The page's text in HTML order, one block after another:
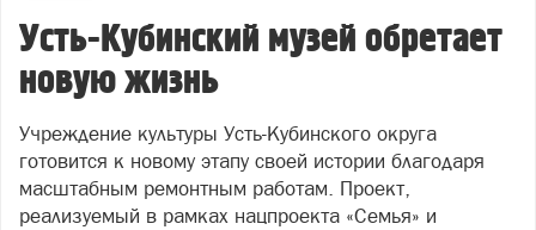
Усть-Кубинский музей обретает
новую жизнь
Учреждение культуры Усть-Кубинского округа
готовится к новому этапу своей истории благодаря
масштабным ремонтным работам. Проект,
реализуемый в рамках нацпроекта «Семья» и